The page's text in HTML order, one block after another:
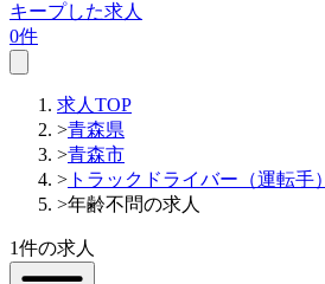
キープした求人
0件
求人TOP
>青森県
>青森市
> トラックドライバー（運転手）
>年齢不問の求人
1件の求人